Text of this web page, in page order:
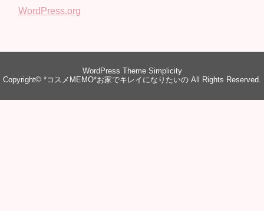
WordPress.org
WordPress Theme Simplicity
Copyright© *コスメMEMO*お家でキレイになりたいの All Rights Reserved.